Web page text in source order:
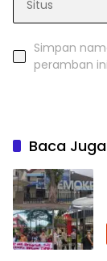
Simpan
peramban
Baca